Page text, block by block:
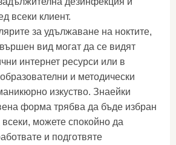
всеки клиент.
за удължаване на ноктите,
вид могат да се видят
интернет ресурси или в
и методически
изкуство. Знаейки
форма трябва да бъде избран
можете спокойно да
и подготвяте